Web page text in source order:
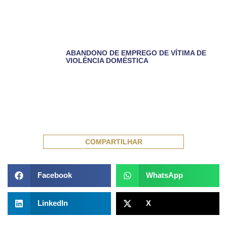
ABANDONO DE EMPREGO DE VÍTIMA DE
VIOLÊNCIA DOMÉSTICA
COMPARTILHAR
Facebook WhatsApp
LinkedIn X